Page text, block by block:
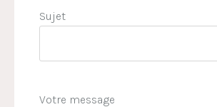
Sujet
Votre message